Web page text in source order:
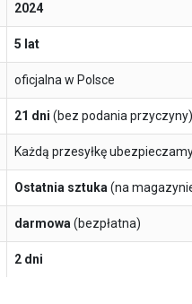
2024
5 lat
oficjalna w Polsce
21 dni (bez podania przyczyny)
Każdą przesyłkę
Ostatnia sztuka(na
darmowa(bezpłatna)
2 dni